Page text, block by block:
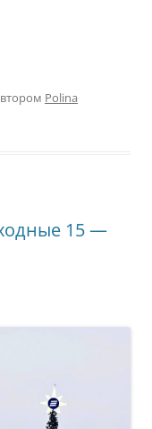
Polina
15 —